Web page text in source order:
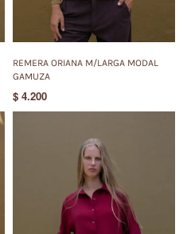
REMERA ORIANA M/LARGA MODAL
GAMUZA
$ 4.200